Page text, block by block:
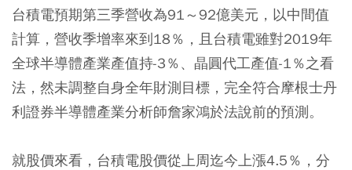
台積電預期第三季營收為91～92億美元，以中間值
計算，營收季增率來到18％，且台積電雖對2019年
全球半導體產業產值持-3％、晶圓代工產值-1％之看
法，然未調整自身全年財測目標，完全符合摩根士丹
利證券半導體產業分析師詹家鴻於法說前的預測。
就股價來看，台積電股價從上周迄今上漲4.5％，分